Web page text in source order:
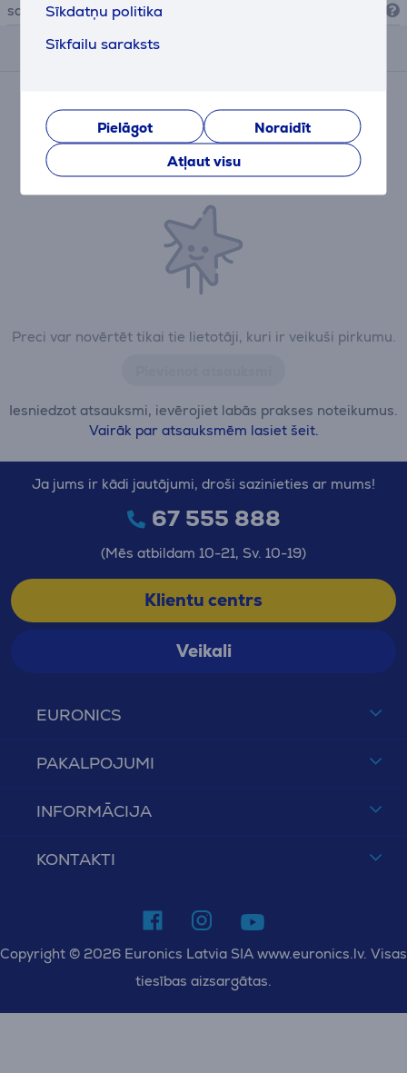
Sīkdatņu politika
Sīkfailu saraksts
Pielāgot
Noraidīt
Atļaut visu
savienojamība
Atsauksmes
Preci var novērtēt tikai tie lietotāji, kuri ir veikuši pirkumu.
Iesniedzot atsauksmi, ievērojiet labās prakses noteikumus.
Vairāk par atsauksmēm lasiet šeit.
Pēc pirkuma veikšanas Jums būs iespēja dot savu
ieguldījumu un pirmajam/pirmajai iesniegt savu
atsauksmi par preci.
EURONICS
PAKALPOJUMI
INFORMĀCIJA
KONTAKTI
Ja jums ir kādi jautājumi, droši sazinieties ar mums!
67 555 888
(Mēs atbildam 10-21, Sv. 10-19)
Klientu centrs
Veikali
Copyright © 2026 Euronics Latvia SIA www.euronics.lv. Visas
tiesības aizsargātas.